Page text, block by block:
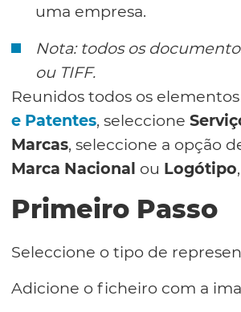
uma empresa.
Nota: todos os
ou TIFF.
Reunidos todos os
e Patentes, seleccione
Marcas, seleccione a opção
Marca Nacional ou Logótipo
Primeiro Passo
Seleccione o tipo de
Adicione o ficheiro com a